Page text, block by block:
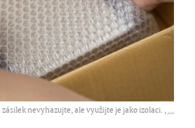
nevyhazujte, ale využijte je jako izolaci. ,...